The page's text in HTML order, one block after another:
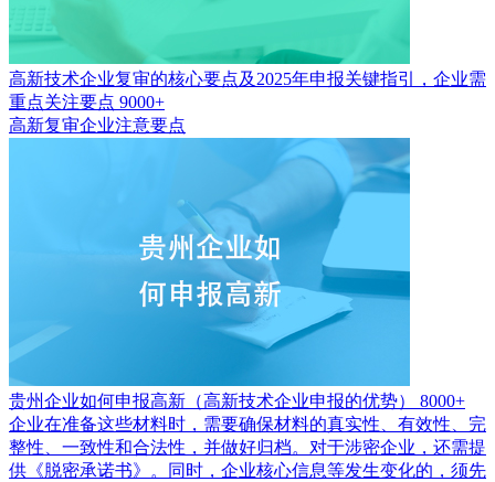
高新技术企业复审的核心要点及2025年申报关键指引，企业需
重点关注要点 9000+
高新复审企业注意要点
贵州企业如何申报高新（高新技术企业申报的优势）
8000+
企业在准备这些材料时，需要确保材料的真实性、有效性、完
整性、一致性和合法性，并做好归档。对于涉密企业，还需提
供《脱密承诺书》。同时，企业核心信息等发生变化的，须先